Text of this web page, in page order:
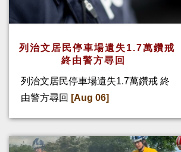
列治文居民停車場遺失1.7萬鑽戒
終由警方尋回
列治文居民停車場遺失1.7萬鑽戒 終
由警方尋回 [Aug 06]